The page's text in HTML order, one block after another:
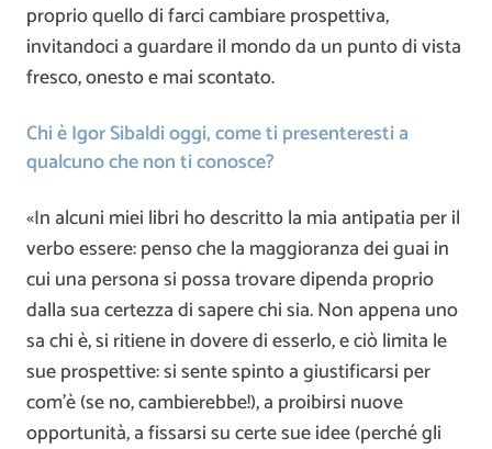
proprio quello di farci cambiare prospettiva,
invitandoci a guardare il mondo da un punto di vista
fresco, onesto e mai scontato.
Chi è Igor Sibaldi oggi, come ti presenteresti a
qualcuno che non ti conosce?
«In alcuni miei libri ho descritto la mia antipatia per il
verbo essere: penso che la maggioranza dei guai in
cui una persona si possa trovare dipenda proprio
dalla sua certezza di sapere chi sia. Non appena uno
sa chi è, si ritiene in dovere di esserlo, e ciò limita le
sue prospettive: si sente spinto a giustificarsi per
com’è (se no, cambierebbe!), a proibirsi nuove
opportunità, a fissarsi su certe sue idee (perché gli